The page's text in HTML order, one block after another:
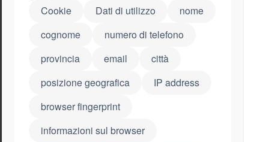
Cookie Dati di utilizzo
nome
cognome
numero di telefono
provincia
email
città
posizione geografica
IP address
browser fingerprint
informazioni sul browser